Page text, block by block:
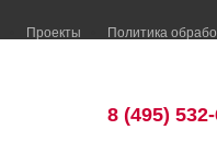
Проекты Политика
8 (495)